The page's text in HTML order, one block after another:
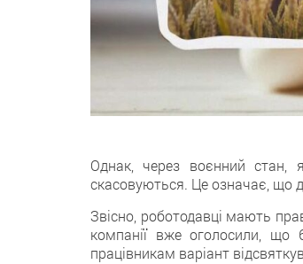
Однак, через воєнний стан,
скасовуються. Це означає, що
Звісно, роботодавці мають
компанії вже оголосили,
працівникам варіант